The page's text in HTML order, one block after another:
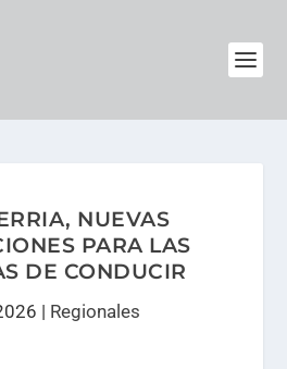
NUEVAS
PARA LAS
DE CONDUCIR
| Regionales